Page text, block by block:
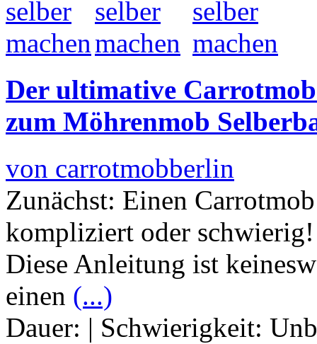
Der ultimative
zum Möhrenmob
von carrotmobberlin
Zunächst: Einen
kompliziert oder
Diese Anleitung ist
einen (...)
Dauer: | Schwierigkeit: